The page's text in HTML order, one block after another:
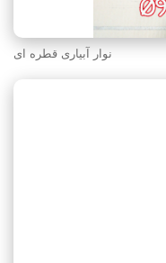
نوار آبیاری قطره ای